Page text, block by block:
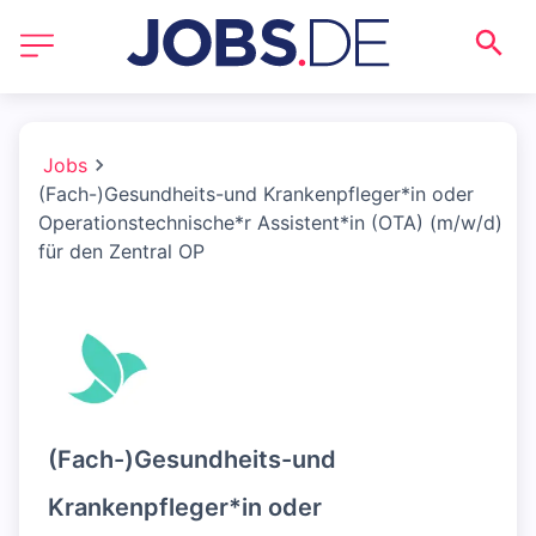
Jobs
(Fach-)Gesundheits-und Krankenpfleger*in oder
Operationstechnische*r Assistent*in (OTA) (m/w/d)
für den Zentral OP
(Fach-)Gesundheits-und
Krankenpfleger*in oder